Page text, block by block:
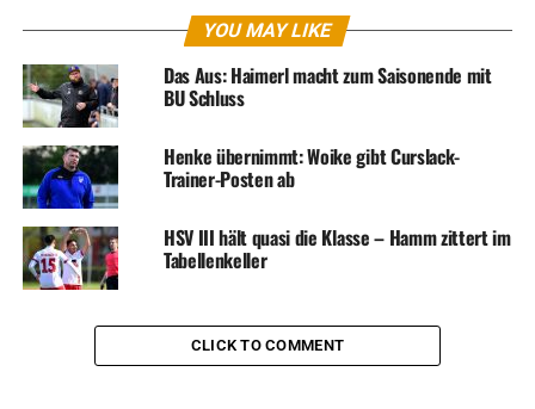
YOU MAY LIKE
Das Aus: Haimerl macht zum Saisonende mit
BU Schluss
Henke übernimmt: Woike gibt Curslack-
Trainer-Posten ab
HSV III hält quasi die Klasse – Hamm zittert im
Tabellenkeller
CLICK TO COMMENT